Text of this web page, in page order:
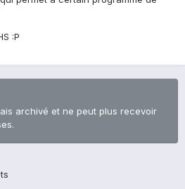
:P
archivé et ne peut plus recevoir